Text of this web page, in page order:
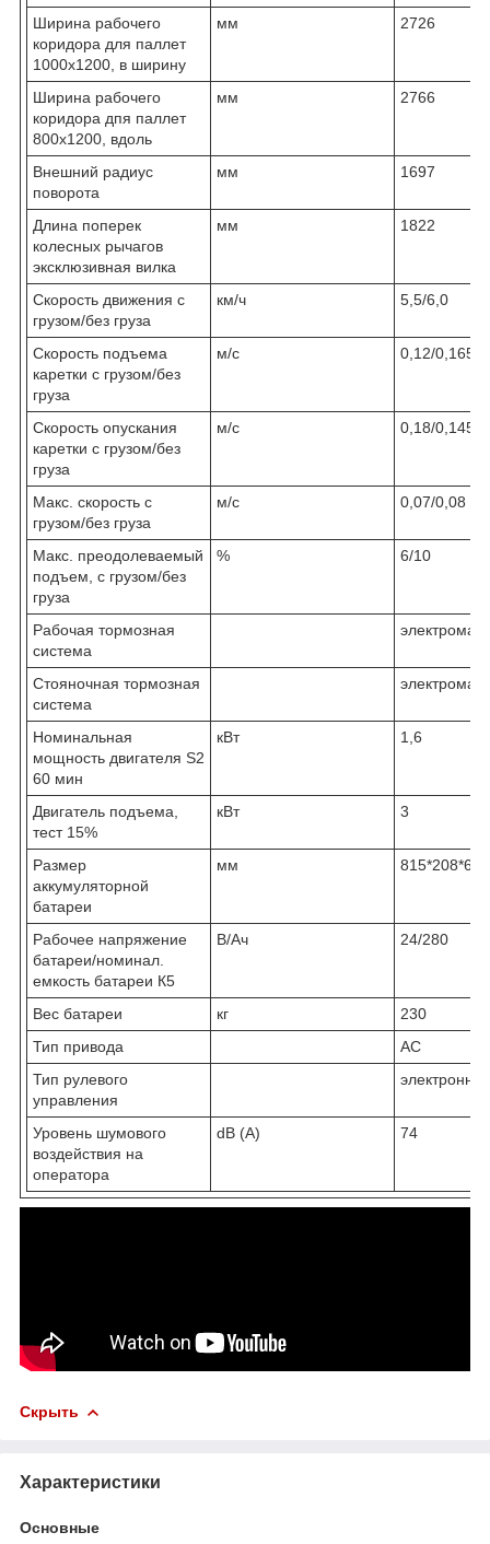
Ширина рабочего
коридора для паллет
1000х1200, в ширину
мм 2726
Ширина рабочего
коридора дпя паллет
800х1200, вдоль
мм 2766
Внешний радиус
поворота
мм 1697
Длина поперек
колесных рычагов
эксклюзивная вилка
мм 1822
Скорость движения с
грузом/без груза
км/ч 5,5/6,0
Скорость подъема
каретки с грузом/без
груза
м/с 0,12/0,165
Скорость опускания
каретки с грузом/без
груза
м/с 0,18/0,145
Макс. скорость с
грузом/без груза
м/с 0,07/0,08
Макс. преодолеваемый
подъем, с грузом/без
груза
% 6/10
Рабочая тормозная
система
Стояночная тормозная
система
Номинальная
мощность двигателя S2
60 мин
кВт 1,6
Двигатель подъема,
тест 15%
кВт 3
Размер
аккумуляторной
батареи
мм 815*208*630
Рабочее напряжение
батареи/номинал.
емкость батареи К5
В/Ач 24/280
Вес батареи кг
230
Тип привода
AC
Тип рулевого
управления
Уровень шумового
воздействия на
оператора
dB (A) 74
Скрыть
Характеристики
Основные